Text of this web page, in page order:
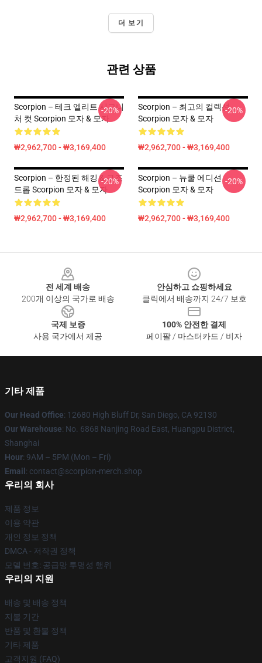
더 보기
관련 상품
Scorpion – 테크 엘리트 시그니
처 컷 Scorpion 모자 & 모자
₩2,962,700 - ₩3,169,400
-20%
Scorpion – 최고의 컬렉션
Scorpion 모자 & 모자
₩2,962,700 - ₩3,169,400
-20%
Scorpion – 한정된 해킹 & 구조
드롭 Scorpion 모자 & 모자
₩2,962,700 - ₩3,169,400
-20%
Scorpion – 뉴쿨 에디션
Scorpion 모자 & 모자
₩2,962,700 - ₩3,169,400
-20%
전 세계 배송
200개 이상의 국가로 배송
안심하고 쇼핑하세요
클릭에서 배송까지 24/7 보호
국제 보증
사용 국가에서 제공
100% 안전한 결제
페이팔 / 마스터카드 / 비자
기타 제품
Our Head Office: 12680 High Bluff Dr, San Diego, CA 92130
Our Warehouse: No. 6868 Nanjing Road East, Huangpu District,
Shanghai
Hour: 9AM – 5PM (Mon – Fri)
Email : contact@scorpion-merch.shop
우리의 회사
제품 정보
이용 약관
개인 정보 정책
DMCA - 저작권 정책
모델 번호: 공급망 투명성 행위
우리의 지원
배송 및 배송 정책
지불 기간
반품 및 환불 정책
기타 제품
고객지원 (FAQ)